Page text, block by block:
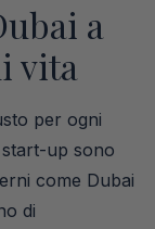
a
vita
per ogni
up sono
come Dubai
di